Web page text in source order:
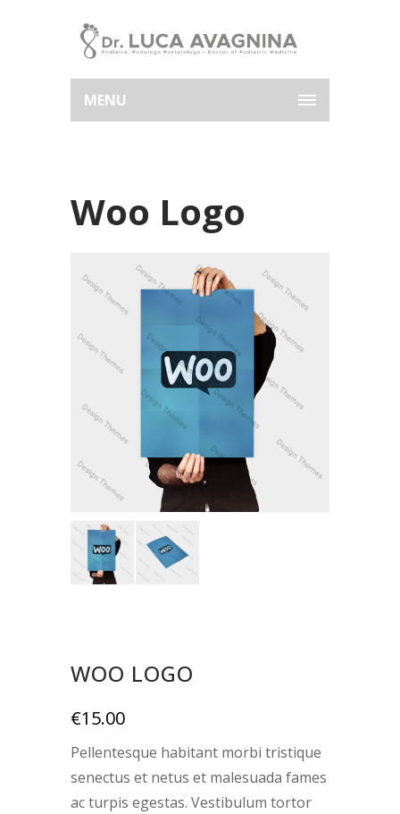
MENU
Woo Logo
WOO LOGO
€15.00
Pellentesque habitant morbi tristique
senectus et netus et malesuada fames
ac turpis egestas. Vestibulum tortor